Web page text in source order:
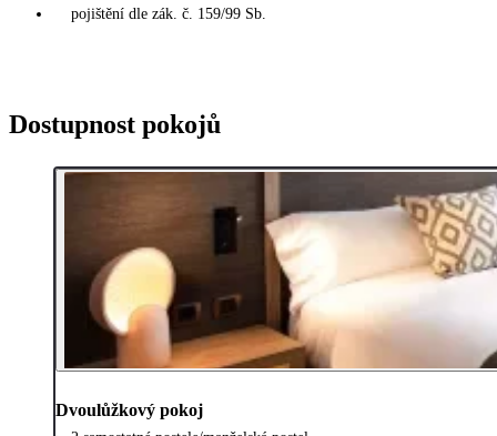
pojištění dle zák. č. 159/99 Sb.
Dostupnost pokojů
Dvoulůžkový pokoj